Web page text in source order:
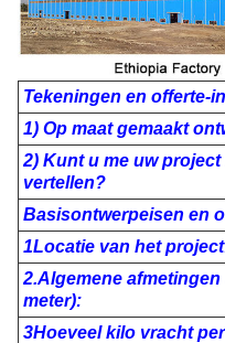
Tekeningen en offerte-
1) Op maat gemaakt
2) Kunt u me uw
vertellen?
Basisontwerpeisen en
1Locatie van het
2.Algemene
meter):
3Hoeveel kilo vracht